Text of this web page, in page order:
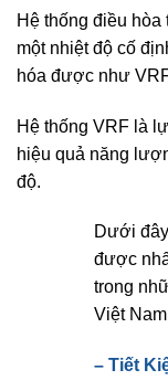
Hệ thống điều
một nhiệt độ cố
hóa được như
Hệ thống VRF là
hiệu quả năng
độ.
Dưới
được
trong
Việt
– Tiết